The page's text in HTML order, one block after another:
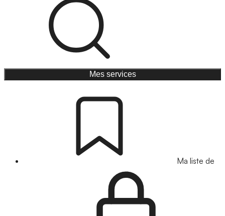
Mes services
Ma liste de